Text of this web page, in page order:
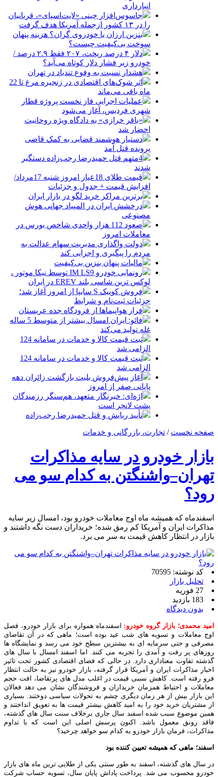
انبارداری
جاسوس‌افزار چینی «لایت‌اسپای»، قربانیان
را در ۱۳ کشور ازجمله آمریکا هدف گرفت
بنزین ارزان یا خودروی گران؟ هزینه پنهان
سوخت بی‌کیفیت چیست؟
دلار ۴ درصد ریخت، ۲۰۷ فقط ۲.۹ درصد /
خودرو زیر فشار دلار کوتاه می‌آید؟
هشدار نسبت به وفوع تندباد در تهران
اثر شوک‌های اقتصادی در زنجیره مرغ تا 22
ماه باقی می‌ماند
عملیات اجرایی فاز نخست پروژه قطار
شهری فردیس، آغاز می‌شود
«باقر خرازی» به دادگاه ویژه روحانیت
احضار شد
دستیار هوشمند قضایی به کمک قاضی
پرونده قتل آمد
4متهم قتل حمیدرضا رجب‌زاده دستگیر
شدند
قیمت طلای 18عیار امروز شنبه 17مرداد/
افزایش قیمت + جدول و جزئیات
برترین مراکز خرید لگو در بازار ایران
درخشش ایران در المپیاد جهانی هوش
مصنوعی
صعود 112 هزار واحدی شاخص بورس در
معاملات امروز
دولت واگذاری مدیریت سهام عدالت به
مردم را پیگیری و اجرایی کند
مالیات پنهان بنزین بی‌کیفیت
رونمایی خودرو IM LS9 توسط نیکا موتور ،
لوکس ترین شاسی بلند EREV در ایران
فروش کوییک S سایپا از امروز آغاز شد؛
جزئیات ثبت‌نام و شرایط
فرار هواپیماها از فرودگاه جده عربستان
فائو: ایران امسال بیشتر از متوسط 5 ساله
غله تولید می‌کند
ثبت قیمت کالا و خدمات در سامانه 124
الزامی شد
ثبت قیمت کالا و خدمات در سامانه 124
الزامی شد
آغاز پیش‌فروش بلیت بازگشت زائران دهه
پایانی صفر از امروز
اژه‌ای: خبرنگار متعهد، هم‌سنگر رزمندگان
پشت لانچر است
تأیید ربایش و قتل حمیدرضا رجب‌زاده
صفحه نخست / تجارت، بازرگانی و خدمات
بازار خودرو در سایه مذاکرات
تهران–واشنگتن به کدام سو می‌
رود؟
اسفندماه که همیشه ماه اوج معاملات خودرو بود، امسال زیر سایه
مذاکرات ایران و آمریکا کم‌ رمق شده؛ خریداران دست نگه داشتند و
بازار در انتظار کاهش قیمت به سر می‌ برد.
کد نوشته: 70595
تحلیل بازار
27 فوریه
183 بازدید
بدون دیدگاه
امید محمدی؛ بازار گروه خودرو:
اسفندماه همواره برای بازار خودرو، فصل
اوج معاملات و تسویه‌ های شب عید بوده است؛ ماهی که در آن تقاضای
مصرفی و حتی سرمایه‌ ای به بیشترین سطح خود می‌ رسد و نمایشگاه‌ ها
روزهای پر رفت‌ و آمدی را تجربه می‌ کنند. اما اسفند امسال با سال‌ های
گذشته تفاوت معناداری دارد. در حالی که فضای اقتصادی کشور تحت تاثیر
اخبار مذاکرات ایران و آمریکا قرار گرفته، بازار خودرو نیز به حالت انتظار
فرو رفته است. کاهش نسبی قیمت در اغلب مدل‌ های پرتقاضا، افت حجم
معاملات و احتیاط همزمان خریداران و فروشندگان نشان می‌ دهد فعالان
این بازار بیش از هر زمان دیگری چشم به تحولات سیاسی دوختند. بسیاری
از مشتریان خرید خود را به امید کاهش بیشتر قیمت‌ ها به تعویق انداختند و
همین موضوع سبب شده اسفند سال جاری برخلاف سنت سال‌ های گذشته،
فاقد رونق معمول باشد. اکنون پرسش اصلی این است که با تداوم
مذاکرات، فرمان بازار خودرو به کدام سو خواهد چرخید؟
اسفند؛ ماهی که همیشه تعیین‌ کننده بود
در سال‌ های گذشته، اسفند به‌ طور سنتی یکی از طلایی‌ ترین ماه‌ های بازار
خودرو محسوب می‌ شد. پرداخت پاداش پایان سال، تسویه‌ حساب شرکت‌